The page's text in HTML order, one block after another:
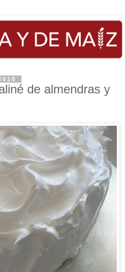
de almendras y